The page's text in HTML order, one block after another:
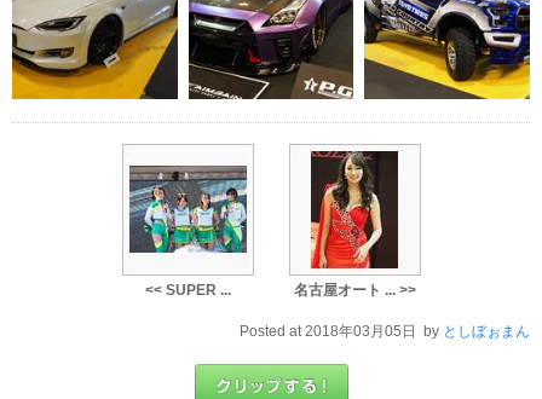
<< SUPER ... 名古屋オート ... >>
Posted at 2018年03月05日 by としぼぉまん